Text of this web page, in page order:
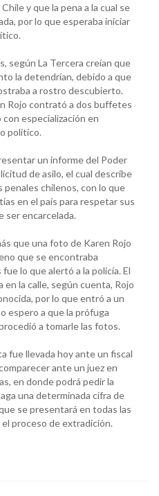
y que la pena a la cual se
por lo que esperaba iniciar
según La Tercera creían que
la detendrían, debido a que
a rostro descubierto.
Rojo contrató a dos buffetes
especialización en
político.
un informe del Poder
de asilo, el cual describe
chilenos, con lo que
en el país para respetar sus
ser encarcelada.
que una foto de Karen Rojo
que se encontraba
lo que alertó a la policía. El
en la calle, según cuenta, Rojo
por lo que entró a un
espero a que la prófuga
a tomarle las fotos.
fue llevada hoy ante un fiscal
ante un juez en
en donde podrá pedir la
una determinada cifra de
se presentará en todas las
proceso de extradición.